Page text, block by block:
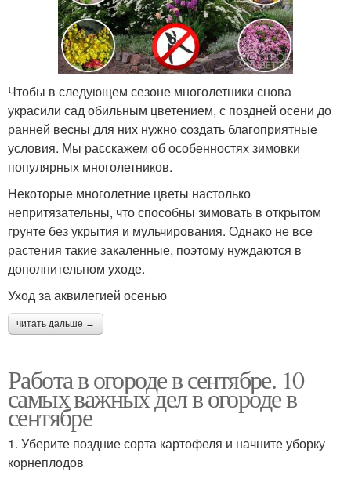
Чтобы в следующем сезоне многолетники снова
украсили сад обильным цветением, с поздней осени до
ранней весны для них нужно создать благоприятные
условия. Мы расскажем об особенностях зимовки
популярных многолетников.
Некоторые многолетние цветы настолько
непритязательны, что способны зимовать в открытом
грунте без укрытия и мульчирования. Однако не все
растения такие закаленные, поэтому нуждаются в
дополнительном уходе.
Уход за аквилегией осенью
читать дальше →
Работа в огороде в сентябре. 10
самых важных дел в огороде в
сентябре
1. Уберите поздние сорта картофеля и начните уборку
корнеплодов